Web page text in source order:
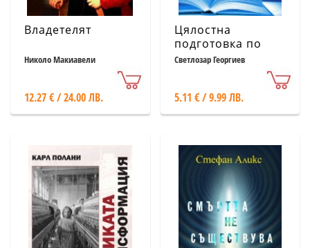
Владетелят
Николо Макиавели
12.27 € / 24.00 ЛВ.
Цялостна
подготовка по
български език:
правопис,
граматика и
Светлозар Георгиев
5.11 € / 9.99 ЛВ.